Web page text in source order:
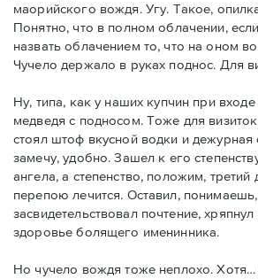
маорийского вождя. Угу. Такое,
Понятно, что в полном облачении,
назвать облачением то, что на оном
Чучело держало в руках поднос. Для
Ну, типа, как у наших купчин при
медведя с подносом. Тоже для
стоял штоф вкусной водки и дежурная
замечу, удобно. Зашел к его
ангела, а степенство, положим,
перепою лечится. Оставил, понимаешь,
засвидетельствовал почтение,
здоровье болящего именинника.
Но чучело вождя тоже неплохо.